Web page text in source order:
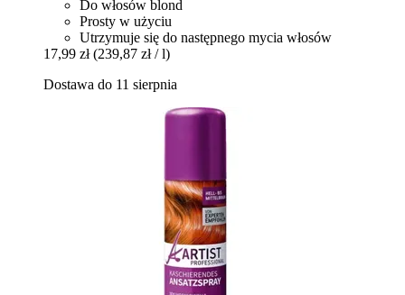
Do włosów blond
Prosty w użyciu
Utrzymuje się do następnego mycia włosów
17,99 zł (239,87 zł / l)
Dostawa do 11 sierpnia